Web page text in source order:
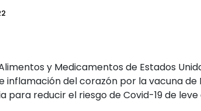
y Medicamentos de Estados
del corazón por la vacuna de
reducir el riesgo de Covid-19 de leve